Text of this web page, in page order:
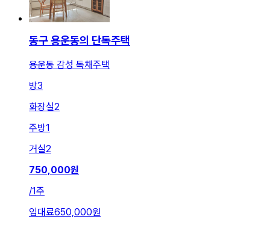
동구 용운동의 단독주택
용운동 감성 독채주택
방3
화장실2
주방1
거실2
750,000원
/1주
임대료650,000원